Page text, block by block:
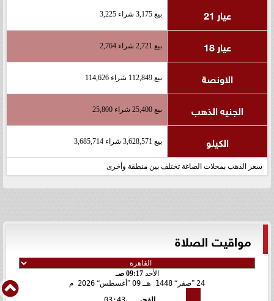
عيار 21 بيع 3,175 شراء 3,225
عيار 18 بيع 2,721 شراء 2,764
الاونصة بيع 112,849 شراء 114,626
الجنيه الذهب بيع 25,400 شراء 25,800
الكيلو بيع 3,628,571 شراء 3,685,714
سعر الذهب بمحلات الصاغة تختلف بين منطقة وأخرى
مواقيت الصلاة
الأحد09:17 صـ
24 صفر 1448 هـ 09 أغسطس 2026 م